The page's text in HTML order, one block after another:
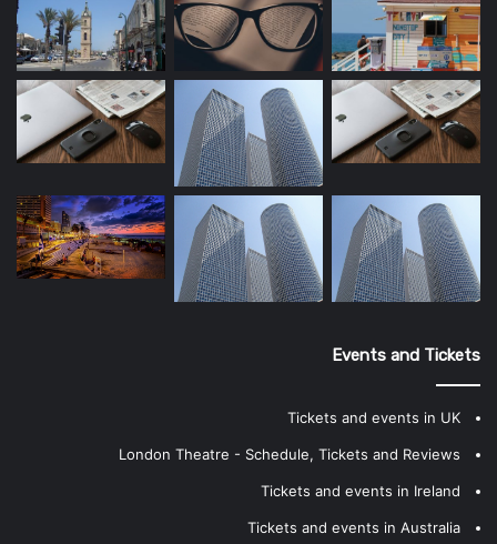
Events and Tickets
Tickets and events in UK
London Theatre - Schedule, Tickets and Reviews
Tickets and events in Ireland
Tickets and events in Australia